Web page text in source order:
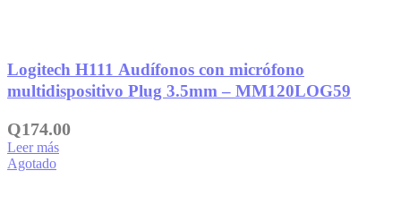
Logitech H111 Audífonos con micrófono
multidispositivo Plug 3.5mm – MM120LOG59
Q174.00
Leer más
Agotado